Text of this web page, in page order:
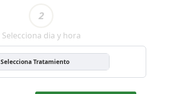
2
Selecciona dia y hora
Selecciona Tratamiento